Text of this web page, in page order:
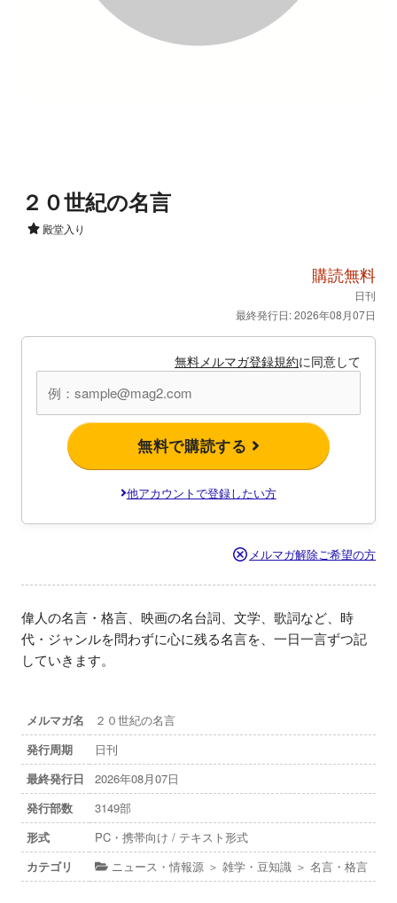
２０世紀の名言
殿堂入り
購読無料
日刊
最終発行日: 2026年08月07日
無料メルマガ登録規約に同意して
無料で購読する
他アカウントで登録したい方
メルマガ解除ご希望の方
偉人の名言・格言、映画の名台詞、文学、歌詞など、時
代・ジャンルを問わずに心に残る名言を、一日一言ずつ記
していきます。
メルマガ名
２０世紀の名言
発行周期
日刊
最終発行日
2026年08月07日
発行部数
3149部
形式
PC・携帯向け / テキスト形式
カテゴリ
ニュース・情報源 ＞ 雑学・豆知識 ＞ 名言・格言